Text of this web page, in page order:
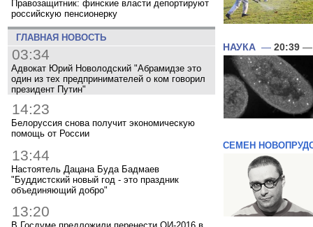
Правозащитник: финские власти депортируют
российскую пенсионерку
ГЛАВНАЯ НОВОСТЬ
03:34
Адвокат Юрий Новолодский "Абрамидзе это
один из тех предпринимателей о ком говорил
президент Путин"
14:23
Белоруссия снова получит экономическую
помощь от России
13:44
Настоятель Дацана Буда Бадмаев
"Буддистский новый год - это праздник
объединяющий добро"
13:20
НАУКА — 20:39 —
СЕМЕН